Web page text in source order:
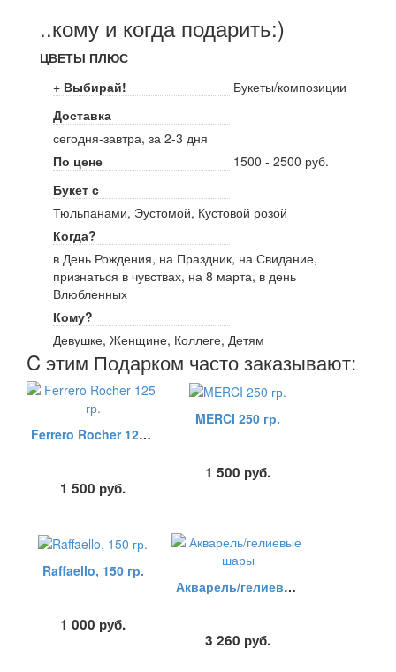
..кому и когда подарить:)
ЦВЕТЫ ПЛЮС
+ Выбирай!
Букеты/композиции
Доставка
сегодня-завтра, за 2-3 дня
По цене
1500 - 2500 руб.
Букет с
Тюльпанами, Эустомой, Кустовой розой
Когда?
в День Рождения, на Праздник, на Свидание,
признаться в чувствах, на 8 марта, в день
Влюбленных
Кому?
Девушке, Женщине, Коллеге, Детям
C этим Подарком часто заказывают:
Ferrero Rocher 125 гр.
1 500 руб.
MERCI 250 гр.
1 500 руб.
Raffaello, 150 гр.
1 000 руб.
Акварель/гелиевые шары
3 260 руб.